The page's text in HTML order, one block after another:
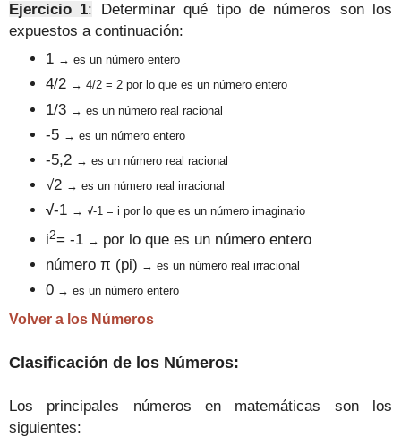
Ejercicio 1: Determinar qué tipo de números son los
expuestos a continuación:
1 → es un número entero
4/2 →4/2 = 2 por lo que es un número entero
1/3 → es un número real racional
-5 → es un número entero
-5,2 → es un número real racional
√2 → es un número real irracional
√-1 →√-1 = ipor lo que es un número imaginario
i2= -1 → por lo que es un número entero
númeroπ (pi) → es un número real irracional
0 → es un número entero
Volver a los Números
Clasificación de los Números:
Los principales números en matemáticas son los
siguientes: